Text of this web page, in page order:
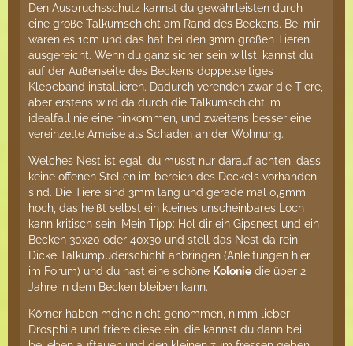
Den Ausbruchsschutz kannst du gewährleisten durch
eine große Talkumschicht am Rand des Beckens. Bei mir
waren es 1cm und das hat bei den 3mm großen Tieren
ausgereicht. Wenn du ganz sicher sein willst, kannst du
auf der Außenseite des Beckens doppelseitiges
Klebeband installieren. Dadurch verenden zwar die Tiere,
aber erstens wird da durch die Talkumschicht im
idealfall nie eine hinkommen, und zweitens besser eine
vereinzelte Ameise als Schaden an der Wohnung.
Welches Nest ist egal, du musst nur darauf achten, dass
keine offenen Stellen im bereich des Deckels vorhanden
sind. Die Tiere sind 3mm lang und gerade mal 0,5mm
hoch, das heißt selbst ein kleines unscheinbares Loch
kann kritisch sein. Mein Tipp: Hol dir ein Gipsnest und ein
Becken 30x20 oder 40x30 und stell das Nest da rein.
Dicke Talkumpuderschicht anbringen (Anleitungen hier
im Forum) und du hast eine schöne Kolonie die über 2
Jahre in dem Becken bleiben kann.
Körner haben meine nicht genommen, nimm lieber
Drosphila und friere diese ein, die kannst du dann bei